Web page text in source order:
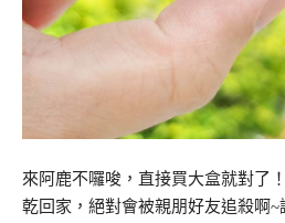
來阿鹿不囉唆，直接買大盒就對了
乾回家，絕對會被親朋好友追殺啊